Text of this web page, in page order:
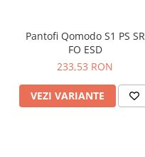
VIZIEREInchidere –
Slip-on
Altele –Calapodul 12
chiar si pentru cei cu
Pantofi Qomodo S1 PS SR
FO ESD
233,53 RON
VEZI VARIANTE